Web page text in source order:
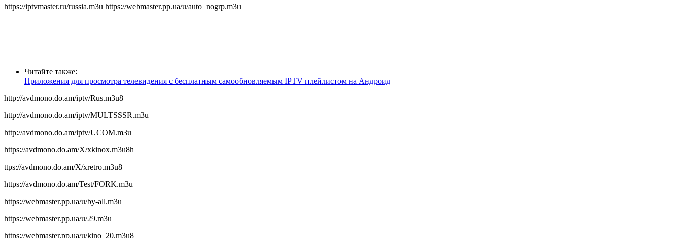
https://iptvmaster.ru/russia.m3u https://webmaster.pp.ua/u/auto_nogrp.m3u
Читайте также:
Приложения для просмотра телевидения с бесплатным самообновляемым IPTV плейлистом на Андроид
http://avdmono.do.am/iptv/Rus.m3u8
http://avdmono.do.am/iptv/MULTSSSR.m3u
http://avdmono.do.am/iptv/UCOM.m3u
https://avdmono.do.am/X/xkinox.m3u8h
ttps://avdmono.do.am/X/xretro.m3u8
https://avdmono.do.am/Test/FORK.m3u
https://webmaster.pp.ua/u/by-all.m3u
https://webmaster.pp.ua/u/29.m3u
https://webmaster.pp.ua/u/kino_20.m3u8